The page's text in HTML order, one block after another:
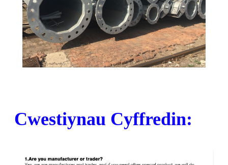
Cwestiynau Cyffredin: